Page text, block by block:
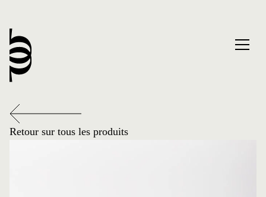
Retour sur tous les produits